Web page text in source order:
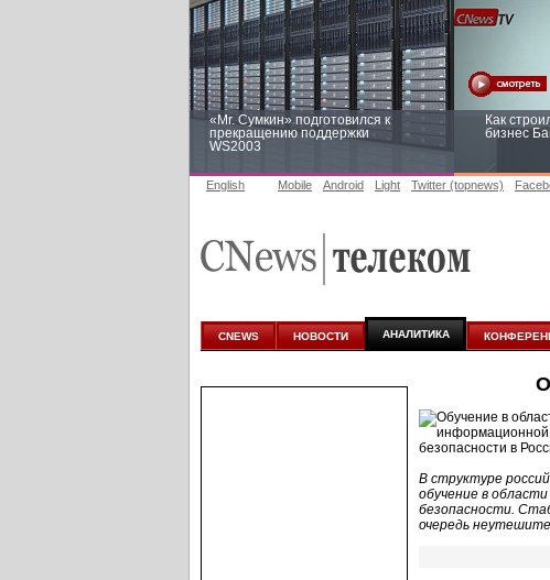
«Mr. Сумкин» подготовился к
прекращению поддержки
WS2003
Как
бизнес
аналитике
English Mobile Android Light Twitter (topnews)
CNEWS НОВОСТИ АНАЛИТИКА
В структуре
обучение в
безопасности.
очередь